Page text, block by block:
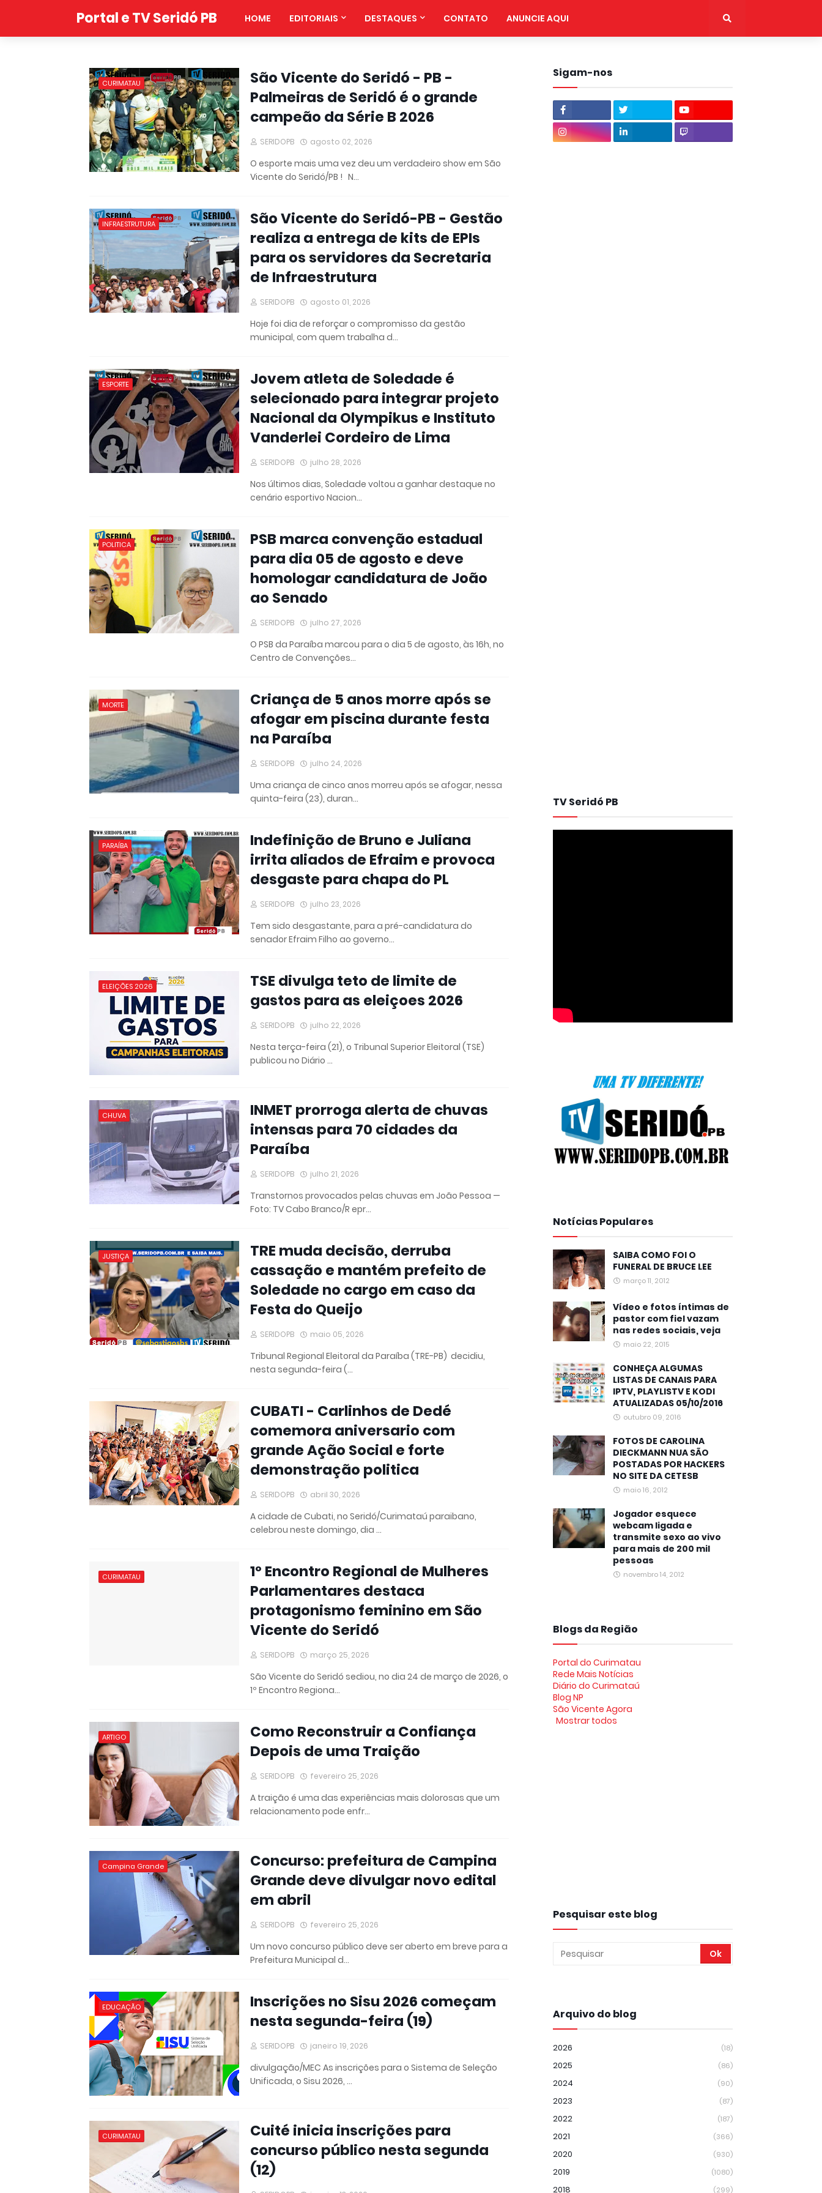
Portal e TV Seridó PB HOME EDITORIAIS DESTAQUES CONTATO ANUNCIE AQUI
CURIMATAU
São Vicente do Seridó - PB -
Palmeiras de Seridó é o grande
campeão da Série B 2026
SERIDOPB agosto 02, 2026
O esporte mais uma vez deu um verdadeiro show em São
Vicente do Seridó/PB ! N…
INFRAESTRUTURA
São Vicente do Seridó-PB - Gestão
realiza a entrega de kits de EPIs
para os servidores da Secretaria
de Infraestrutura
SERIDOPB agosto 01, 2026
Hoje foi dia de reforçar o compromisso da gestão
municipal, com quem trabalha d…
ESPORTE
Jovem atleta de Soledade é
selecionado para integrar projeto
Nacional da Olympikus e Instituto
Vanderlei Cordeiro de Lima
SERIDOPB julho 28, 2026
Nos últimos dias, Soledade voltou a ganhar destaque no
cenário esportivo Nacion…
POLITICA
PSB marca convenção estadual
para dia 05 de agosto e deve
homologar candidatura de João
ao Senado
SERIDOPB julho 27, 2026
O PSB da Paraíba marcou para o dia 5 de agosto, às 16h, no
Centro de Convenções…
MORTE
Criança de 5 anos morre após se
afogar em piscina durante festa
na Paraíba
SERIDOPB julho 24, 2026
Uma criança de cinco anos morreu após se afogar, nessa
quinta-feira (23), duran…
PARAÍBA
Indefinição de Bruno e Juliana
irrita aliados de Efraim e provoca
desgaste para chapa do PL
SERIDOPB julho 23, 2026
Tem sido desgastante, para a pré-candidatura do
senador Efraim Filho ao governo…
ELEIÇÕES 2026
TSE divulga teto de limite de
gastos para as eleiçoes 2026
SERIDOPB julho 22, 2026
Nesta terça-feira (21), o Tribunal Superior Eleitoral (TSE)
publicou no Diário …
CHUVA
INMET prorroga alerta de chuvas
intensas para 70 cidades da
Paraíba
SERIDOPB julho 21, 2026
Transtornos provocados pelas chuvas em João Pessoa —
Foto: TV Cabo Branco/R epr…
JUSTIÇA
TRE muda decisão, derruba
cassação e mantém prefeito de
Soledade no cargo em caso da
Festa do Queijo
SERIDOPB maio 05, 2026
Tribunal Regional Eleitoral da Paraíba (TRE-PB) decidiu,
nesta segunda-feira (…
CUBATI - Carlinhos de Dedé
comemora aniversario com
grande Ação Social e forte
demonstração politica
SERIDOPB abril 30, 2026
A cidade de Cubati, no Seridó/Curimataú paraibano,
celebrou neste domingo, dia …
CURIMATAU
1º Encontro Regional de Mulheres
Parlamentares destaca
protagonismo feminino em São
Vicente do Seridó
SERIDOPB março 25, 2026
São Vicente do Seridó sediou, no dia 24 de março de 2026, o
1º Encontro Regiona…
ARTIGO
Como Reconstruir a Confiança
Depois de uma Traição
SERIDOPB fevereiro 25, 2026
A traição é uma das experiências mais dolorosas que um
relacionamento pode enfr…
Campina Grande
Concurso: prefeitura de Campina
Grande deve divulgar novo edital
em abril
SERIDOPB fevereiro 25, 2026
Um novo concurso público deve ser aberto em breve para a
Prefeitura Municipal d…
EDUCAÇÃO
Inscrições no Sisu 2026 começam
nesta segunda-feira (19)
SERIDOPB janeiro 19, 2026
divulgação/MEC As inscrições para o Sistema de Seleção
Unificada, o Sisu 2026, …
CURIMATAU
Cuité inicia inscrições para
concurso público nesta segunda
(12)
Sigam-nos
TV Seridó PB
Notícias Populares
SAIBA COMO FOI O
FUNERAL DE BRUCE LEE
março 11, 2012
Vídeo e fotos íntimas de
pastor com fiel vazam
nas redes sociais, veja
maio 22, 2015
CONHEÇA ALGUMAS
LISTAS DE CANAIS PARA
IPTV, PLAYLISTV E KODI
ATUALIZADAS 05/10/2016
outubro 09, 2016
FOTOS DE CAROLINA
DIECKMANN NUA SÃO
POSTADAS POR HACKERS
NO SITE DA CETESB
maio 16, 2012
Jogador esquece
webcam ligada e
transmite sexo ao vivo
para mais de 200 mil
pessoas
novembro 14, 2012
Blogs da Região
Portal do Curimatau
Rede Mais Notícias
Diário do Curimataú
Blog NP
São Vicente Agora
Mostrar todos
Pesquisar este blog
Arquivo do blog
2026 (18)
2025 (86)
2024 (90)
2023 (87)
2022 (187)
2021 (366)
2020 (930)
2019 (1080)
2018 (299)